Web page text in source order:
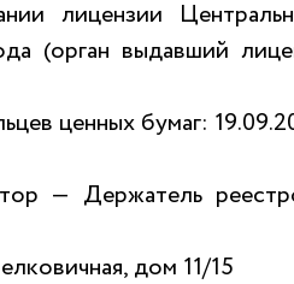
лицензии
(орган выдавший
ценных бумаг:
— Держатель
дом 11/15